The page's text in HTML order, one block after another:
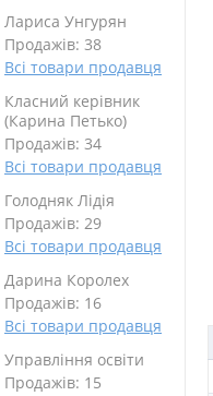
Лариса Унгурян
Продажів: 38
Всі товари продавця
Класний керівник
(Карина Петько)
Продажів: 34
Всі товари продавця
Голодняк Лідія
Продажів: 29
Всі товари продавця
Дарина Королех
Продажів: 16
Всі товари продавця
Управління освіти
Продажів: 15